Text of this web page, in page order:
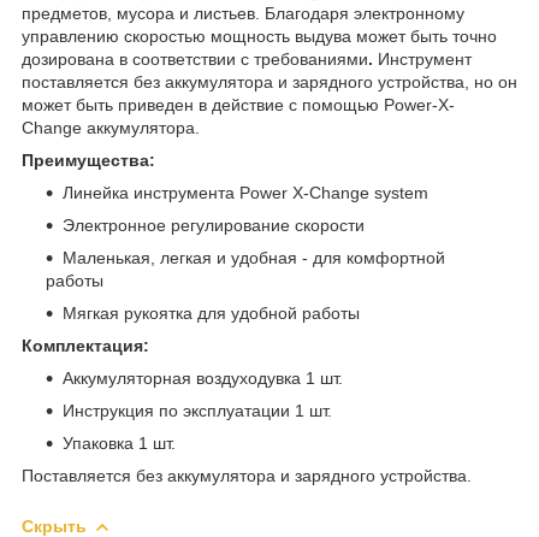
предметов, мусора и листьев. Благодаря электронному
управлению скоростью мощность выдува может быть точно
дозирована в соответствии с требованиями. Инструмент
поставляется без аккумулятора и зарядного устройства, но он
может быть приведен в действие с помощью Power-X-
Change аккумулятора.
Преимущества:
Линейка инструмента Power X-Change system
Электронное регулирование скорости
Маленькая, легкая и удобная - для комфортной
работы
Мягкая рукоятка для удобной работы
Комплектация:
Аккумуляторная воздуходувка 1 шт.
Инструкция по эксплуатации 1 шт.
Упаковка 1 шт.
Поставляется без аккумулятора и зарядного устройства.
Скрыть